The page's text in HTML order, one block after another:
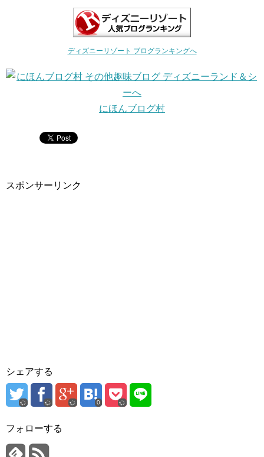
ディズニーリゾート ブログランキングへ
にほんブログ村
スポンサーリンク
シェアする
0
フォローする